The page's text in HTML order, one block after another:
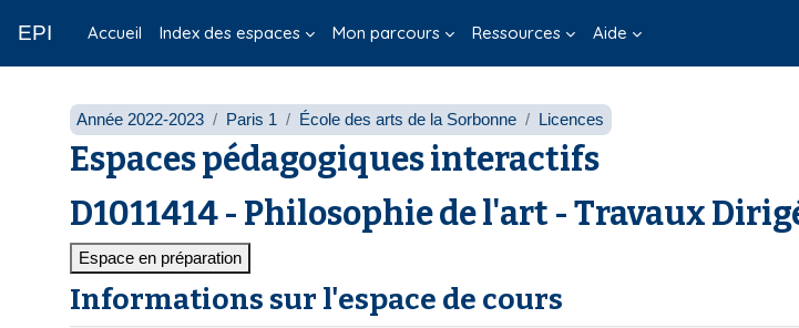
EPI Accueil Index des espaces Mon parcours Ressources Aide
Année 2022-2023 Paris 1 École des arts de la Sorbonne Licences
Espaces pédagogiques interactifs
D1011414 - Philosophie de l'art - Travaux
Espace en préparation
Informations sur l'espace de cours